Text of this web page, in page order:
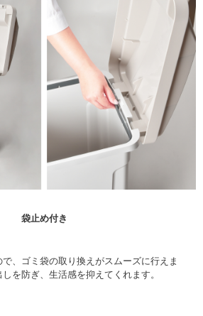
袋止め付き
、ゴミ袋の取り換えがスムーズに行えま
を防ぎ、生活感を抑えてくれます。